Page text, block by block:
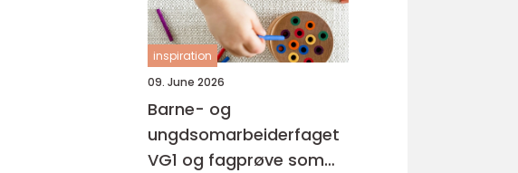
inspiration
09. June 2026
Barne- og
ungdsomarbeiderfaget
VG1 og fagprøve som